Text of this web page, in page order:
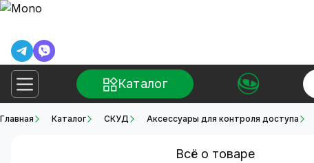
Каталог
Главная Каталог СКУД Аксессуары для контроля доступа
Всё о товаре